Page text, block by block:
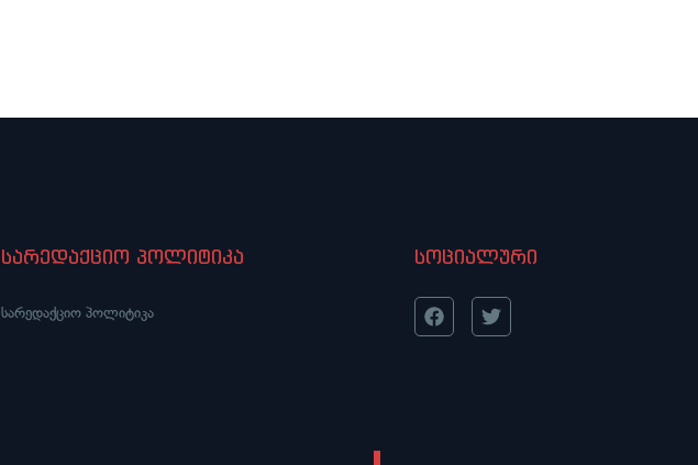
სარედაქციო პოლიტიკა
სარედაქციო პოლიტიკა
სოციალური